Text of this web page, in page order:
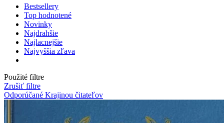
Bestsellery
Top hodnotené
Novinky
Najdrahšie
Najlacnejšie
Najvyššia zľava
Použité filtre
Zrušiť filtre
Odporúčané Krajinou čitateľov